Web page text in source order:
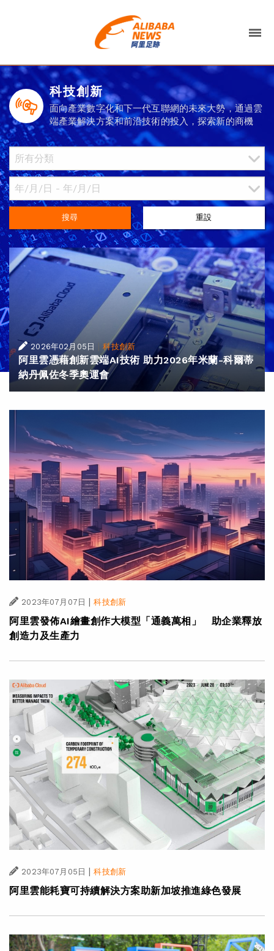
科技創新
面向產業數字化和下一代互聯網的未來大勢，通過雲
端產業解決方案和前沿技術的投入，探索新的商機
搜尋 重設
2026年02月05日 |科技創新
阿里雲憑藉創新雲端AI技術 助力2026年米蘭-科爾蒂
納丹佩佐冬季奧運會
2023年07月07日 | 科技創新
阿里雲發佈AI繪畫創作大模型「通義萬相」 助企業釋放
創造力及生產力
2023年07月05日 科技創新
阿里雲能耗寶可持續解決方案助新加坡推進綠色發展